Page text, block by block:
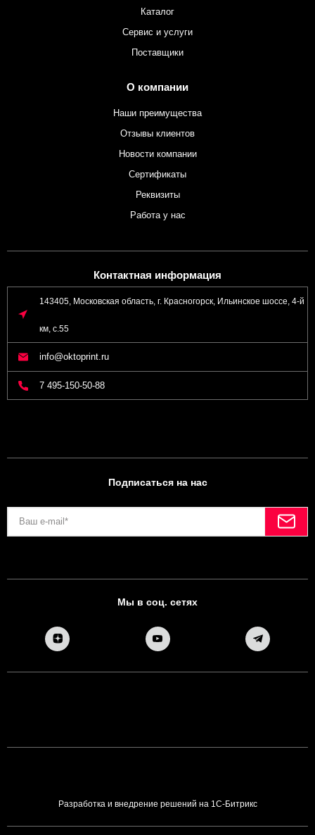
Каталог
Сервис и услуги
Поставщики
О компании
Наши преимущества
Отзывы клиентов
Новости компании
Сертификаты
Реквизиты
Работа у нас
Контактная информация
143405, Московская область, г. Красногорск, Ильинское шоссе, 4-й
км, с.55
info@oktoprint.ru
7 495-150-50-88
Подписаться на нас
Мы в соц. сетях
Разработка и внедрение решений на 1С-Битрикс